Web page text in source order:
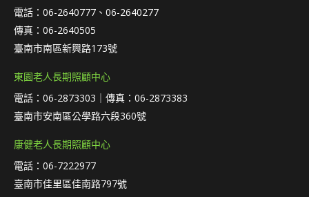
電話：06-2640777、06-2640277
傳真：06-2640505
臺南市南區新興路173號
東園老人長期照顧中心
電話：06-2873303｜傳真：06-2873383
臺南市安南區公學路六段360號
康健老人長期照顧中心
電話：06-7222977
臺南市佳里區佳南路797號